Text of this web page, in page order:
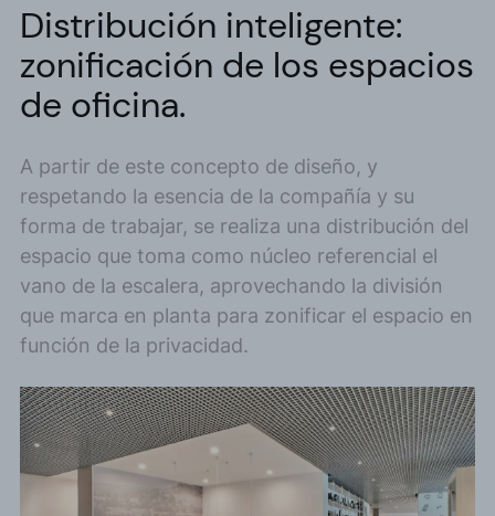
Distribución inteligente:
zonificación de los espacios
de oficina.
A partir de este concepto de diseño, y
respetando la esencia de la compañía y su
forma de trabajar, se realiza una distribución del
espacio que toma como núcleo referencial el
vano de la escalera, aprovechando la división
que marca en planta para zonificar el espacio en
función de la privacidad.